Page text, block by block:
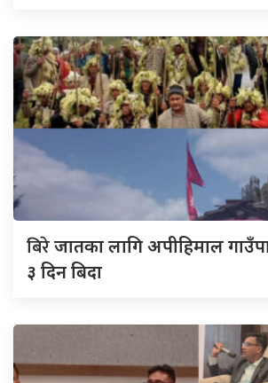
बिरेजातका लागि अपीहिमाल
३ दिन बिदा